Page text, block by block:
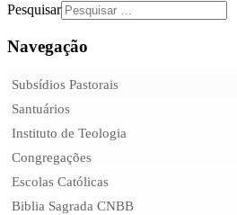
Pesquisar
Navegação
Subsídios Pastorais
Santuários
Instituto de Teologia
Congregações
Escolas Católicas
Biblia Sagrada CNBB